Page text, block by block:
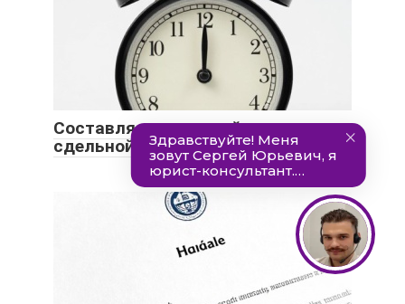
Составляем трудовой договор со
сдельной оплатой труда